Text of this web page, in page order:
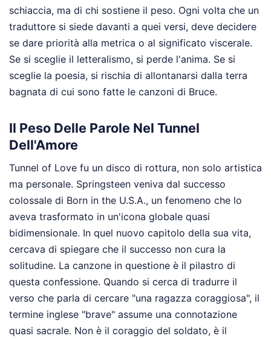
schiaccia, ma di chi sostiene il peso. Ogni volta che un
traduttore si siede davanti a quei versi, deve decidere
se dare priorità alla metrica o al significato viscerale.
Se si sceglie il letteralismo, si perde l'anima. Se si
sceglie la poesia, si rischia di allontanarsi dalla terra
bagnata di cui sono fatte le canzoni di Bruce.
Il Peso Delle Parole Nel Tunnel
Dell'Amore
Tunnel of Love fu un disco di rottura, non solo artistica
ma personale. Springsteen veniva dal successo
colossale di Born in the U.S.A., un fenomeno che lo
aveva trasformato in un'icona globale quasi
bidimensionale. In quel nuovo capitolo della sua vita,
cercava di spiegare che il successo non cura la
solitudine. La canzone in questione è il pilastro di
questa confessione. Quando si cerca di tradurre il
verso che parla di cercare "una ragazza coraggiosa", il
termine inglese "brave" assume una connotazione
quasi sacrale. Non è il coraggio del soldato, è il